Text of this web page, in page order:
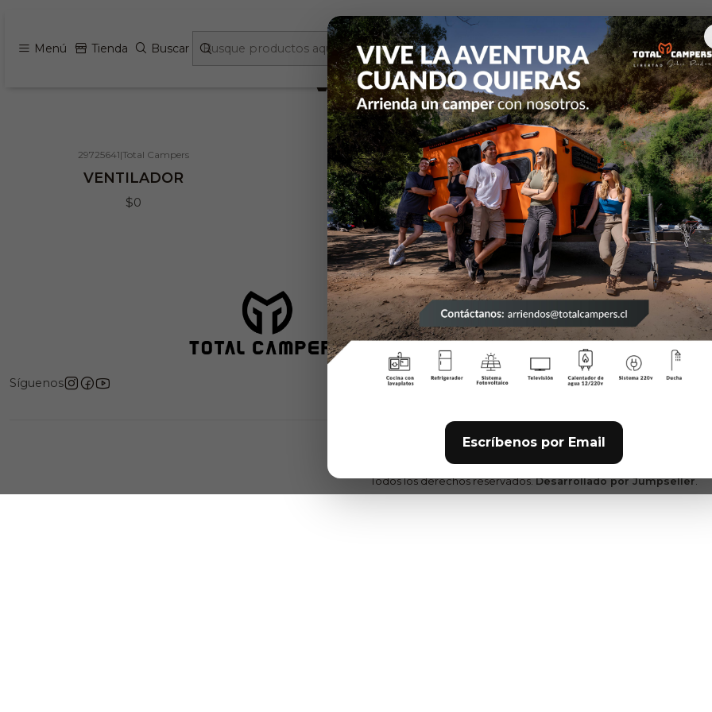
Escríbenos por Email
Menú Tienda Buscar
Inicio Articulos de Camping VENTILADOR CAMPER
VENTILADOR
29725641|Total Campers
VENTILADOR
$0
Síguenos
Contáctanos
56922128830
Taller
Galvarino 9351, modulo 7
8710094 quilicura -
Región Metropolitana -
2026 TotalCampers.
Todos los derechos reservados.Desarrollado por Jumpseller.